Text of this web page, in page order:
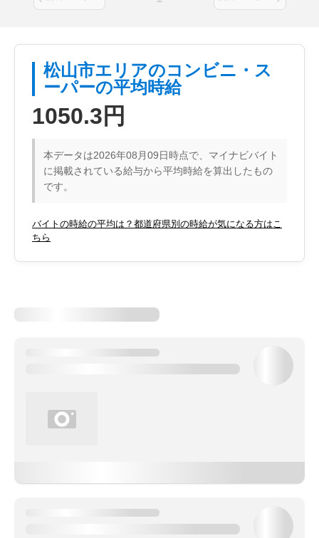
松山市エリアのコンビニ・ス
ーパーの平均時給
1050.3円
本データは2026年08月09日時点で、マイナビバイト
に掲載されている給与から平均時給を算出したもの
です。
バイトの時給の平均は？都道府県別の時給が気になる方はこ
ちら